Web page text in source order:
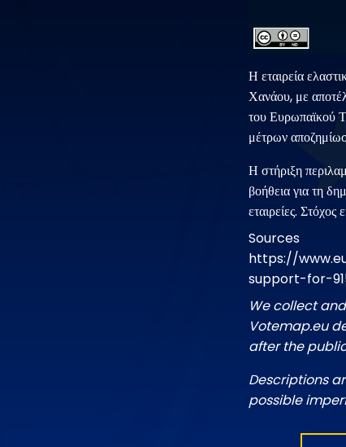
Η εταιρεία
Χανάου, με
του Ευρωπαϊκού
μέτρων
Η στήριξη
βοήθεια για τη
εταιρείες.
Sources
https://
support-for-
We collect
Votemap.eu
after the
Descriptions
possible